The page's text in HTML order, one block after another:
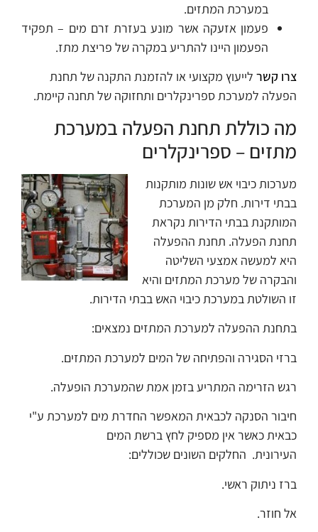
במערכת המתזים.
פעמון אזעקה אשר מונע בעזרת זרם מים – תפקיד
הפעמון היינו להתריע במקרה של פריצת מתז.
צרו קשר לייעוץ מקצועי או להזמנת התקנה של תחנת
הפעלה למערכת ספרינקלרים ותחזוקה של תחנה קיימת.
מה כוללת תחנת הפעלה במערכת
מתזים – ספרינקלרים
מערכות כיבוי אש שונות מותקנות
בבתי דירות. חלק מן המערכת
המותקנת בבתי הדירות נקראת
תחנת הפעלה. תחנת ההפעלה
היא למעשה אמצעי השליטה
והבקרה של מערכת המתזים והיא
זו השולטת במערכת כיבוי האש בבתי הדירות.
בתחנת ההפעלה למערכת המתזים נמצאים:
ברזי הסגירה והפתיחה של המים למערכת המתזים.
רגש הזרימה המתריע בזמן אמת שהמערכת הופעלה.
חיבור הסנקה לכבאית המאפשר החדרת מים למערכת ע"י
כבאית כאשר אין מספיק לחץ ברשת המים
העירונית. החלקים השונים שכוללים:
ברז ניתוק ראשי.
אל חוזר.